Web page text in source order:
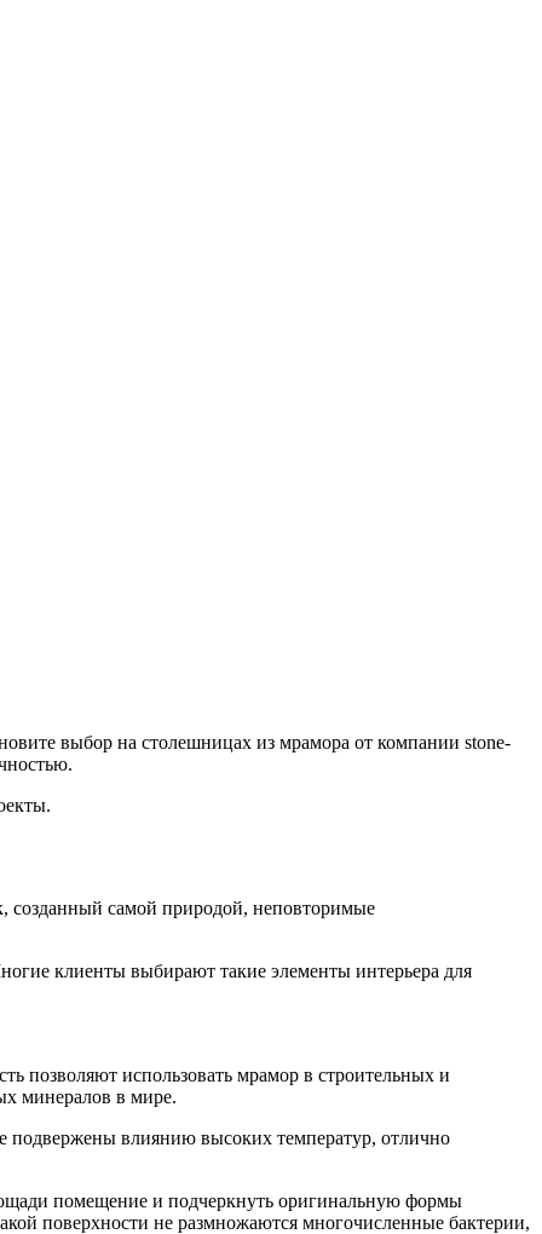
выбор на столешницах из мрамора от компании stone-
созданный самой природой, неповторимые
клиенты выбирают такие элементы интерьера для
позволяют использовать мрамор в строительных и
минералов в мире.
подвержены влиянию высоких температур, отлично
помещение и подчеркнуть оригинальную формы
поверхности не размножаются многочисленные бактерии,